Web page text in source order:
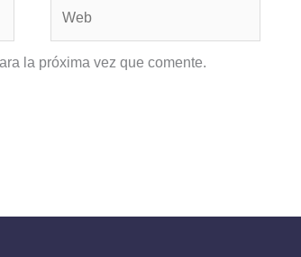
la próxima vez que comente.